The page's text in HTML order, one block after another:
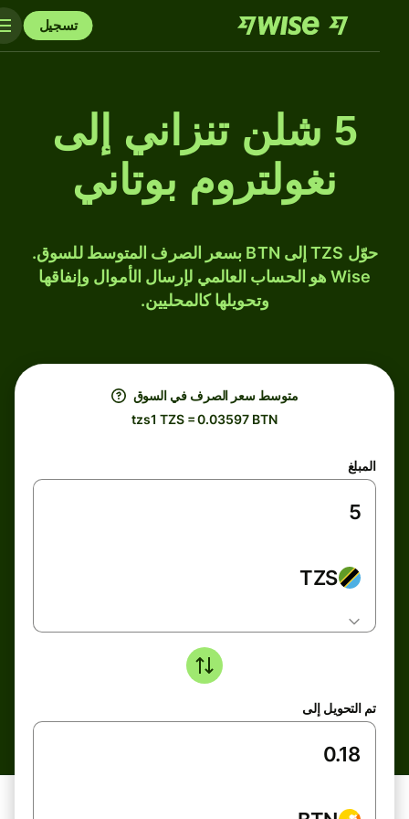
تسجيل
5 شلن تنزاني إلى
نغولتروم بوتاني
حوّل TZS إلى BTN بسعر الصرف المتوسط للسوق.
Wise هو الحساب العالمي لإرسال الأموال وإنفاقها
وتحويلها كالمحليين.
متوسط ​​سعر الصرف في السوق
tzs1 TZS = 0.03597 BTN
المبلغ
TZS
تم التحويل إلى